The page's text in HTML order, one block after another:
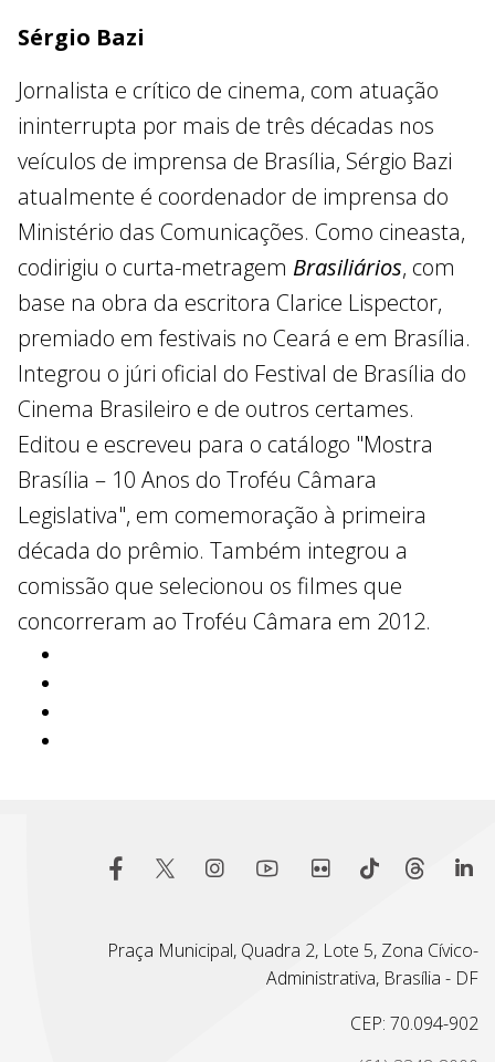
Sérgio Bazi
Jornalista e crítico de cinema, com atuação
ininterrupta por mais de três décadas nos
veículos de imprensa de Brasília, Sérgio Bazi
atualmente é coordenador de imprensa do
Ministério das Comunicações. Como cineasta,
codirigiu o curta-metragem Brasiliários, com
base na obra da escritora Clarice Lispector,
premiado em festivais no Ceará e em Brasília.
Integrou o júri oficial do Festival de Brasília do
Cinema Brasileiro e de outros certames.
Editou e escreveu para o catálogo "Mostra
Brasília – 10 Anos do Troféu Câmara
Legislativa", em comemoração à primeira
década do prêmio. Também integrou a
comissão que selecionou os filmes que
concorreram ao Troféu Câmara em 2012.
Praça Municipal, Quadra 2, Lote 5, Zona Cívico-
Administrativa, Brasília - DF
CEP: 70.094-902